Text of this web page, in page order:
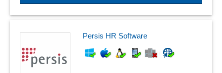
Persis HR Software